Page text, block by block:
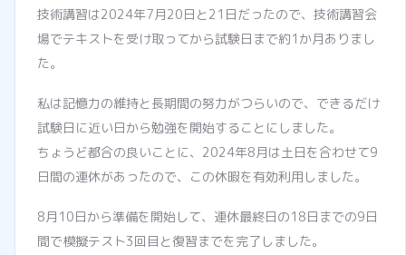
技術講習は2024年7月20日と21日だったので、技術講習会
場でテキストを受け取ってから試験日まで約1か月ありまし
た。
私は記憶力の維持と長期間の努力がつらいので、できるだけ
試験日に近い日から勉強を開始することにしました。
ちょうど都合の良いことに、2024年8月は土日を合わせて9
日間の連休があったので、この休暇を有効利用しました。
8月10日から準備を開始して、連休最終日の18日までの9日
間で模擬テスト3回目と復習までを完了しました。